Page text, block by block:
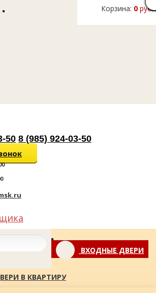
Корзина: 0 руб.
Toggle
50 8 (985) 924-03-50
Toggle
navigationВХОДНЫЕ ДВЕРИ
В КВАРТИРУ